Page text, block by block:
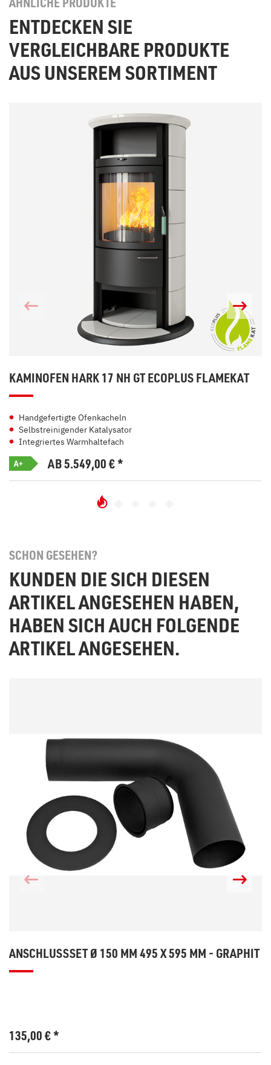
ENTDECKEN SIE
VERGLEICHBARE PRODUKTE
AUS UNSEREM SORTIMENT
KAMINOFEN HARK 17 NH GT ECOPLUS FLAMEKAT
Handgefertigte Ofenkacheln
Selbstreinigender Katalysator
Integriertes Warmhaltefach
A+ AB 5.549,00€*
SCHON GESEHEN?
KUNDEN DIE SICH DIESEN
ARTIKEL ANGESEHEN HABEN,
HABEN SICH AUCH FOLGENDE
ARTIKEL ANGESEHEN.
ANSCHLUSSSET Ø 150 MM 495 X 595 MM - GRAPHIT
135,00€*